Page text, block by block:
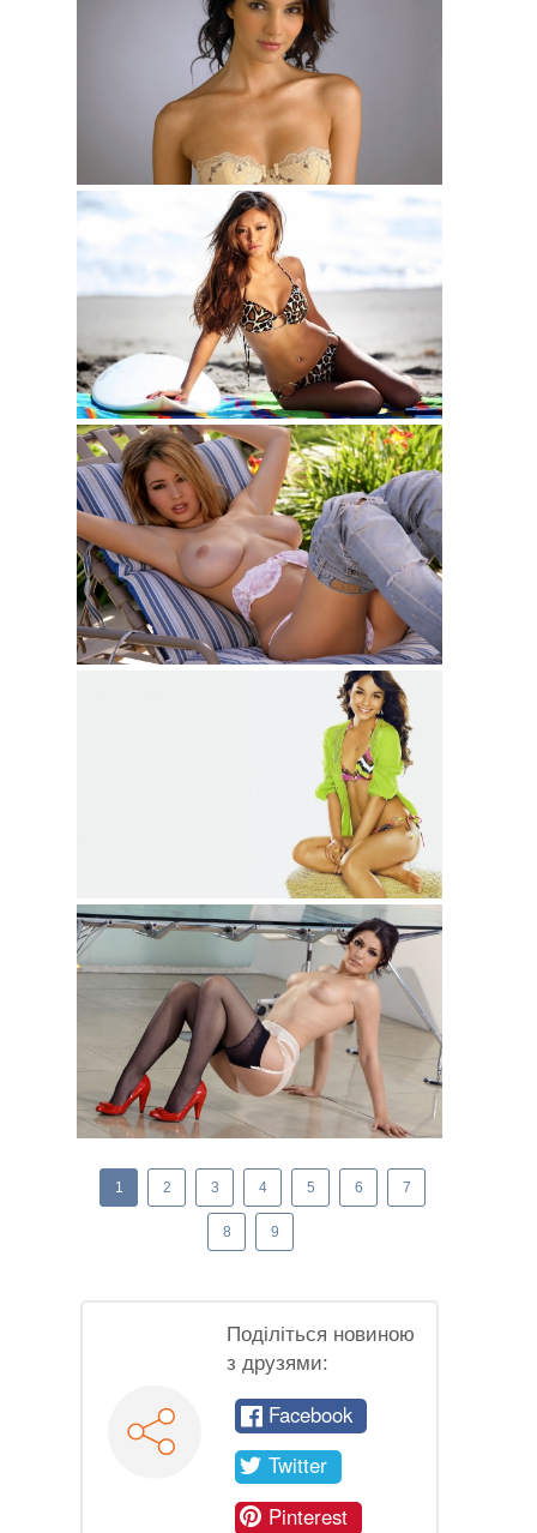
1 2 3 4 5 6 7
8 9
Поділіться новиною
з друзями:
Facebook
Twitter
Pinterest